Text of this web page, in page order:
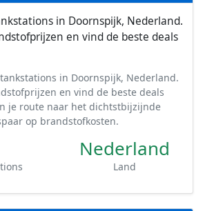
in Doornspijk, Nederland.
en vind de beste deals
in Doornspijk, Nederland.
en vind de beste deals
je route naar het dichtstbijzijnde
op brandstofkosten.
Nederland
Land